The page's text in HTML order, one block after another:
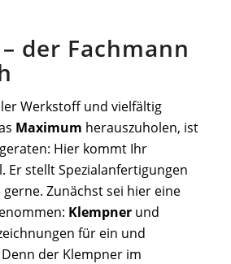
der Fachmann
Werkstoff und vielfältig
Maximum herauszuholen, ist
Hier kommt Ihr
Er stellt Spezialanfertigungen
Zunächst sei hier eine
Klempnerund
für ein und
der Klempner im